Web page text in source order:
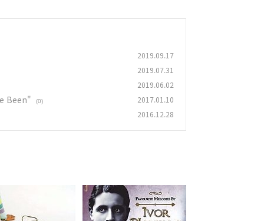
2019.09.17
2019.07.31
2019.06.02
Been" (0) 2017.01.10
2016.12.28